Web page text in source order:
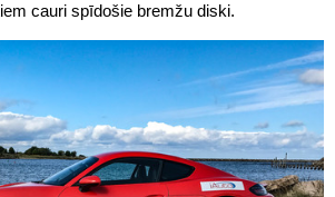
cauri spīdošie bremžu diski.